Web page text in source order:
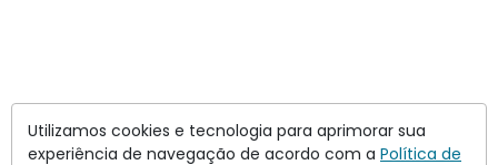
Leia também:
Utilizamos cookies e tecnologia para aprimorar sua
experiência de navegação de acordo com a Política de